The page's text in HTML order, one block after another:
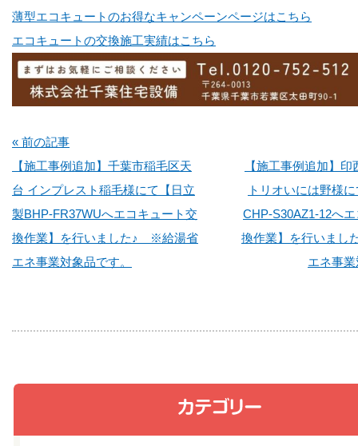
薄型エコキュートのお得なキャンペーンページはこちら
エコキュートの交換施工実績はこちら
« 前の記事
【施工事例追加】千葉市稲毛区天
台 インプレスト稲毛様にて【日立
製BHP-FR37WUへエコキュート交
換作業】を行いました♪ ※給湯省
エネ事業対象品です。
【施工事例追加】
トリオいには野様
CHP-S30AZ1-12へ
換作業】を行いま
エネ事